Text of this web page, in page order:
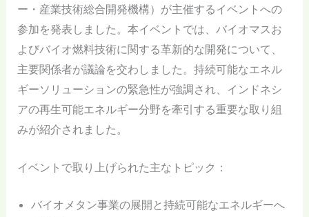
ー・産業技術総合開発機構）が主催するイベントへの
参加を発表しました。本イベントでは、バイオマスお
よびバイオ燃料技術に関する革新的な開発について、
主要関係者が議論を交わしました。持続可能なエネル
ギーソリューションの緊急性が強調され、インドネシ
アの再生可能エネルギー分野を牽引する重要な取り組
みが紹介されました。
イベントで取り上げられた主なトピック：
バイオメタン事業の展開と持続可能なエネルギーへ